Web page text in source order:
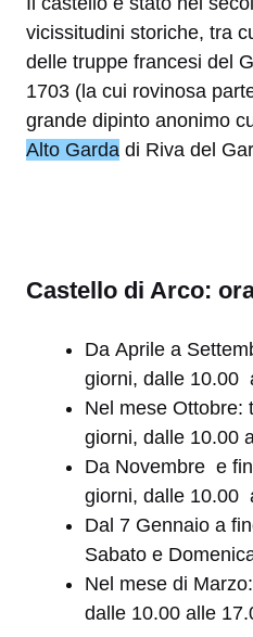
vicissitudini storiche, tra
delle truppe francesi del
1703 (la cui rovinosa
grande dipinto anonimo
Alto Garda di Riva del
Castello di Arco:
Da Aprile a
giorni, dalle 10.00
Nel mese Ottobre:
giorni, dalle 10.00
Da Novembre e
giorni, dalle 10.00
Dal 7 Gennaio a
Sabato e
Nel mese di
dalle 10.00 alle